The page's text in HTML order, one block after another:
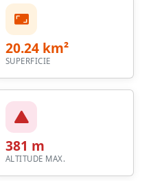
20.24 km²
SUPERFICIE
381 m
ALTITUDE MAX.